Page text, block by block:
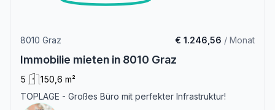
8010 Graz € 1.246,56 / Monat
Immobilie mieten in 8010 Graz
5
150,6 m²
TOPLAGE - Großes Büro mit perfekter Infrastruktur!